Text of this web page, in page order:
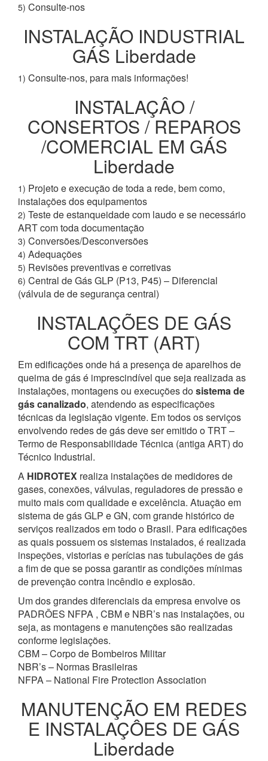
5) Consulte-nos
INSTALAÇÃO INDUSTRIAL
GÁS Liberdade
1) Consulte-nos, para mais informações!
INSTALAÇÂO /
CONSERTOS / REPAROS
/COMERCIAL EM GÁS
Liberdade
1) Projeto e execução de toda a rede, bem como,
instalações dos equipamentos
2) Teste de estanqueidade com laudo e se necessário
ART com toda documentação
3) Conversões/Desconversões
4) Adequações
5) Revisões preventivas e corretivas
6) Central de Gás GLP (P13, P45) – Diferencial
(válvula de de segurança central)
INSTALAÇÕES DE GÁS
COM TRT (ART)
Em edificações onde há a presença de aparelhos de
queima de gás é imprescindível que seja realizada as
instalações, montagens ou execuções dosistema de
gás canalizado, atendendo as especificações
técnicas da legislação vigente. Em todos os serviços
envolvendo redes de gás deve ser emitido o TRT –
Termo de Responsabilidade Técnica (antiga ART) do
Técnico Industrial.
A HIDROTEX realiza instalações de medidores de
gases, conexões, válvulas, reguladores de pressão e
muito mais com qualidade e excelência. Atuação em
sistema de gás GLP e GN, com grande histórico de
serviços realizados em todo o Brasil. Para edificações
as quais possuem os sistemas instalados, é realizada
inspeções, vistorias e perícias nas tubulações de gás
a fim de que se possa garantir as condições mínimas
de prevenção contra incêndio e explosão.
Um dos grandes diferenciais da empresa envolve os
PADRÕES NFPA , CBM e NBR’s nas instalações, ou
seja, as montagens e manutenções são realizadas
conforme legislações.
CBM – Corpo de Bombeiros Militar
NBR’s – Normas Brasileiras
NFPA – National Fire Protection Association
MANUTENÇÃO EM REDES
E INSTALAÇÔES DE GÁS
Liberdade